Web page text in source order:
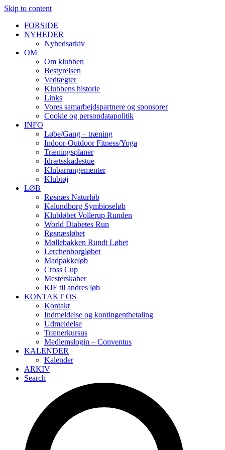
Skip to content
FORSIDE
NYHEDER
Nyhedsarkiv
OM
Om klubben
Bestyrelsen
Vedtægter
Klubbens historie
Links
Vores samarbejdspartnere og sponsorer
Cookie og persondatapolitik
INFO
Løbe/Gang – træning
Indoor-Outdoor Fitness/Yoga
Træningsplaner
Idrætsskadestue
Klubarrangementer
Klubtøj
LØB
Røsnæs Naturløb
Kalundborg Symbioseløb
Klubløbet Vollerup Runden
World Diabetes Run
Røsnæsløbet
Møllebakken Rundt Løbet
Lerchenborgløbet
Madpakkeløb
Cross Cup
Mesterskaber
KIF til andres løb
KONTAKT OS
Kontakt
Indmeldelse og kontingentbetaling
Udmeldelse
Trænerkursus
Medlemslogin – Conventus
KALENDER
Kalender
ARKIV
Search